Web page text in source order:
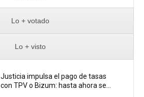
Lo + votado
Lo + visto
Justicia impulsa el pago de tasas
con TPV o Bizum: hasta ahora se...